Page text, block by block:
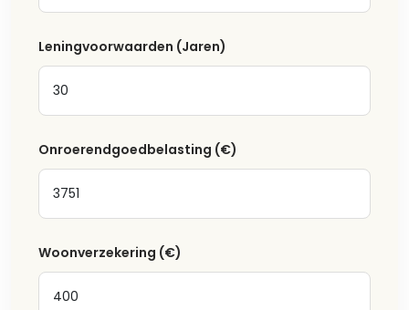
Leningvoorwaarden (Jaren)
Onroerendgoedbelasting (€)
Woonverzekering (€)